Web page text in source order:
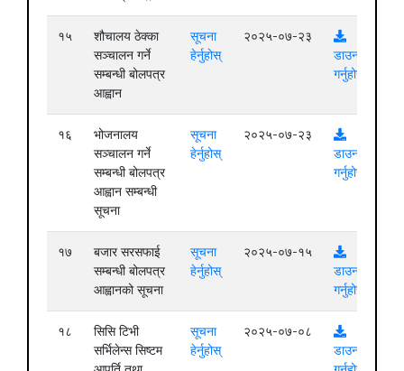
१५
शौचालय ठेक्का
सञ्चालन गर्ने
सम्बन्धी बोलपत्र
आह्वान
सूचना
हेर्नुहोस्
२०२५-०७-२३
डाउनलोड
गर्नुहोस्
१६
भोजनालय
सञ्चालन गर्ने
सम्बन्धी बोलपत्र
आह्वान सम्बन्धी
सूचना
सूचना
हेर्नुहोस्
२०२५-०७-२३
डाउनलोड
गर्नुहोस्
१७
बजार सरसफाई
सम्बन्धी बोलपत्र
आह्वानको सूचना
सूचना
हेर्नुहोस्
२०२५-०७-१५
डाउनलोड
गर्नुहोस्
१८
सिसि टिभी
सर्भिलेन्स सिष्टम
सूचना
हेर्नुहोस्
२०२५-०७-०८
डाउनलोड